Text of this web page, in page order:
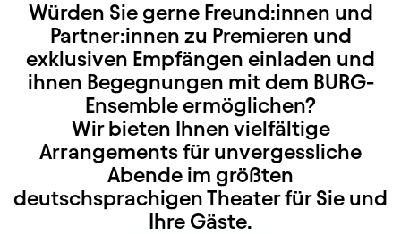
Würden Sie gerne Freund:innen und
Partner:innen zu Premieren und
exklusiven Empfängen einladen und
ihnen Begegnungen mit dem BURG-
Ensemble ermöglichen?
Wir bieten Ihnen vielfältige
Arrangements für unvergessliche
Abende im größten
deutschsprachigen Theater für Sie und
Ihre Gäste.